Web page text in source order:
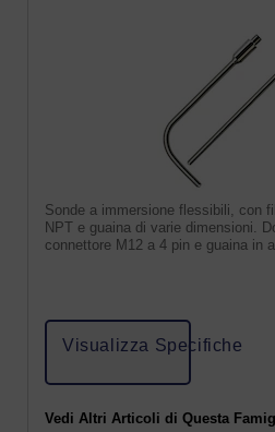
Sonde a immersione flessibili, con
NPT e guaina di varie dimensioni.
connettore M12 a 4 pin e guaina in
Visualizza Specifiche
Vedi Altri Articoli di Questa